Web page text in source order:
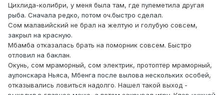
Цихлида-колибри, у меня была там, где пулеметила другая
рыба. Сначала редко, потом оч.быстро сделал.
Сом малавийский не брал на желтую и голубую совсем,
закрыл на красную.
Мбамба отказалась брать на поморник совсем. Быстро
отловил на баклан.
Окунь, сом мраморный, сом электрик, протоптер мраморный,
аулонскара Ньяса, Мбенга после вылова нескольких особей,
отказывались ловиться надолго. Нашел такой выход -